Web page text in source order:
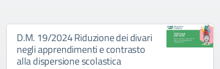
D.M. 19/2024 Riduzione dei divari
negli apprendimenti e contrasto
alla dispersione scolastica